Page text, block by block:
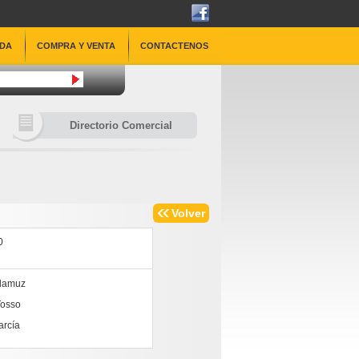
COMPRA Y VENTA CONTACTENOS
Directorio Comercial
Volver